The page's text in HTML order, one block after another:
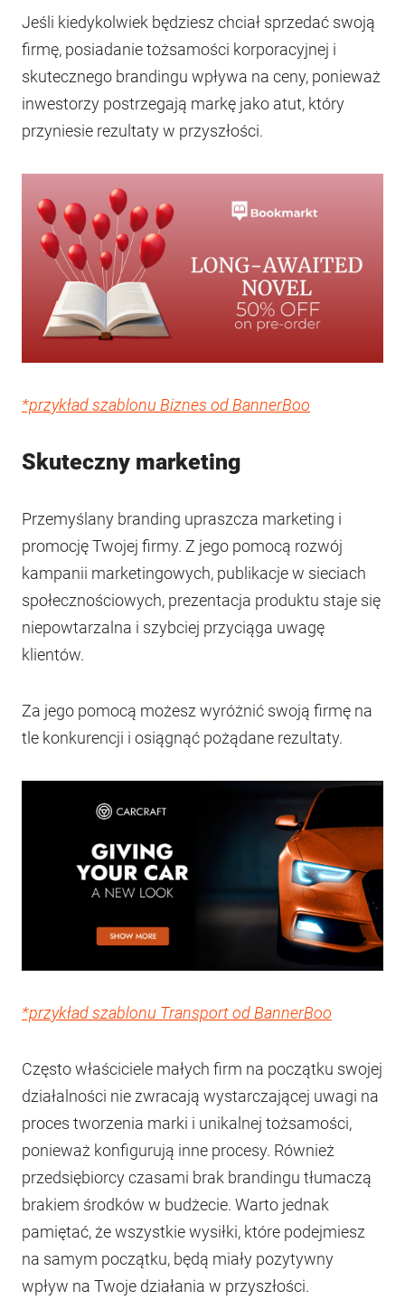
Jeśli kiedykolwiek będziesz chciał sprzedać swoją
firmę, posiadanie tożsamości korporacyjnej i
skutecznego brandingu wpływa na ceny, ponieważ
inwestorzy postrzegają markę jako atut, który
przyniesie rezultaty w przyszłości.
*przykład szablonu Biznes od BannerBoo
Skuteczny marketing
Przemyślany branding upraszcza marketing i
promocję Twojej firmy. Z jego pomocą rozwój
kampanii marketingowych, publikacje w sieciach
społecznościowych, prezentacja produktu staje się
niepowtarzalna i szybciej przyciąga uwagę
klientów.
Za jego pomocą możesz wyróżnić swoją firmę na
tle konkurencji i osiągnąć pożądane rezultaty.
*przykład szablonu Transport od BannerBoo
Często właściciele małych firm na początku swojej
działalności nie zwracają wystarczającej uwagi na
proces tworzenia marki i unikalnej tożsamości,
ponieważ konfigurują inne procesy. Również
przedsiębiorcy czasami brak brandingu tłumaczą
brakiem środków w budżecie. Warto jednak
pamiętać, że wszystkie wysiłki, które podejmiesz
na samym początku, będą miały pozytywny
wpływ na Twoje działania w przyszłości.